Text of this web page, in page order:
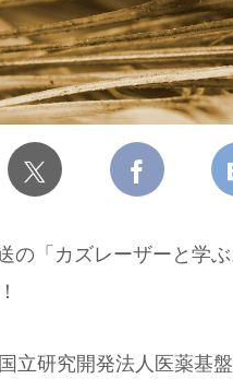
の「カズレーザーと学
立研究開発法人医薬基